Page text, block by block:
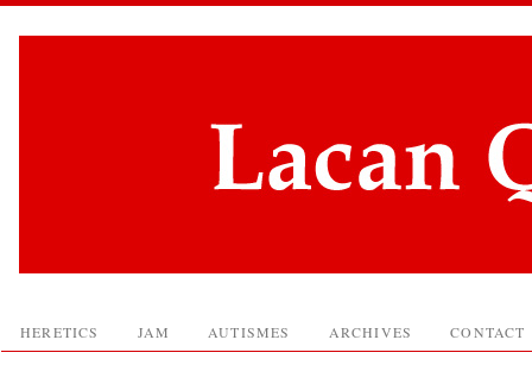
HERETICS JAM AUTISMES ARCHIVES CONTACT